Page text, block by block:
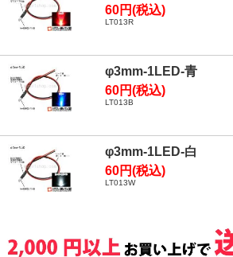
60円(税込)
LT013R
φ3mm-1LED-青
60円(税込)
LT013B
φ3mm-1LED-白
60円(税込)
LT013W